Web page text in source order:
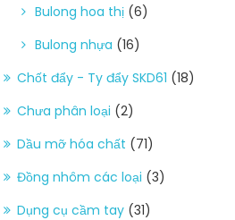
Bulong hoa thị (6)
Bulong nhựa (16)
Chốt đẩy - Ty đẩy SKD61 (18)
Chưa phân loại (2)
Dầu mỡ hóa chất (71)
Đồng nhôm các loại (3)
Dụng cụ cầm tay (31)